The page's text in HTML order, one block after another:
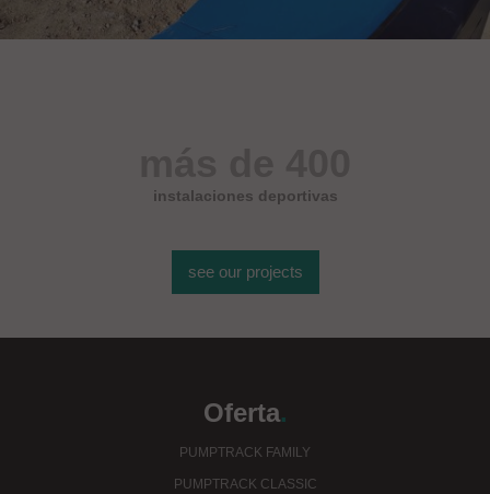
instalaciones deportivas
see our projects
Oferta.
PUMPTRACK FAMILY
PUMPTRACK CLASSIC